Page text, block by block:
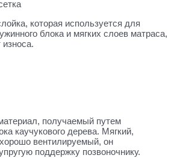
которая используется для
блока и мягких слоев матраса,
износа.
получаемый путем
каучукового дерева. Мягкий,
вентилируемый, он
поддержку позвоночнику.